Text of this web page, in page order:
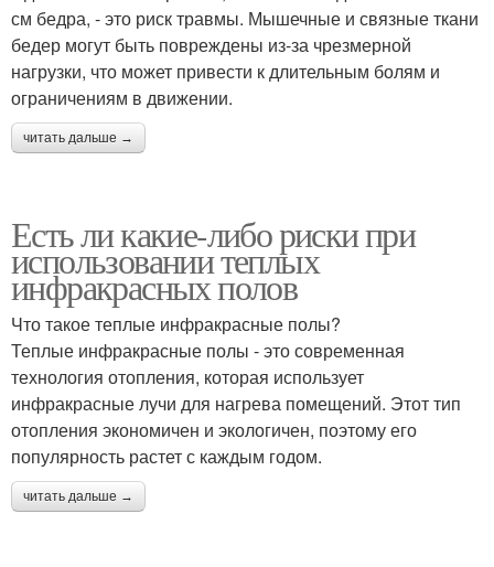
см бедра, - это риск травмы. Мышечные и связные ткани
бедер могут быть повреждены из-за чрезмерной
нагрузки, что может привести к длительным болям и
ограничениям в движении.
читать дальше →
Есть ли какие-либо риски при
использовании теплых
инфракрасных полов
Что такое теплые инфракрасные полы?
Теплые инфракрасные полы - это современная
технология отопления, которая использует
инфракрасные лучи для нагрева помещений. Этот тип
отопления экономичен и экологичен, поэтому его
популярность растет с каждым годом.
читать дальше →